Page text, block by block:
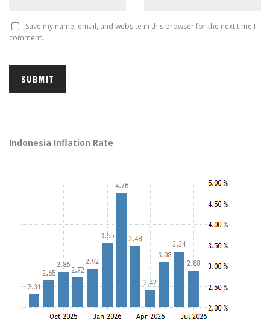
Save my name, email, and website in this browser for the next time I
comment.
Indonesia Inflation Rate